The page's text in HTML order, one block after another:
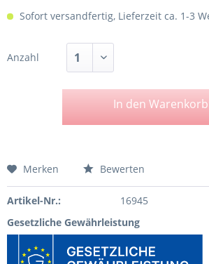
Sofort versandfertig, Lieferzeit ca. 1-3
Anzahl
In den Warenkorb
Merken Bewerten
Artikel-Nr.:
16945
Gesetzliche Gewährleistung